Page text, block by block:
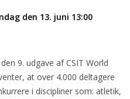
den 13. juni 13:00
9. udgave af CSIT World
at over 4.000 deltagere
i discipliner som: atletik,